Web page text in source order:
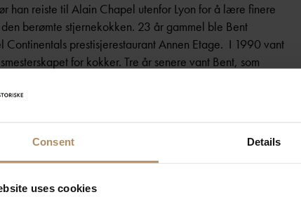
Consent Details
uses cookies
han reiste til Alain Chapel utenfor Lyon for å lære finere
berømte stjernekokken. 23 år gammel ble Bent
Continentals prestisjerestaurant Annen Etage. I 1990 vant
for kokker. Tre år senere vant Bent, som
for kokker, Bocuse d'Or, i Lyon.
1 stjerne i Guide Michelin som de er veldig
beholdt til dags dato. Det renomméet som de har klart
hver dag med å opprettholde og forbedre, til glede for
menyen